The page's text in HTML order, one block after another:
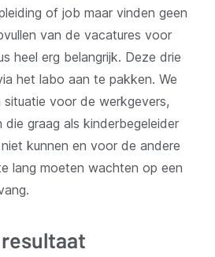
of job maar vinden geen
van de vacatures voor
heel erg belangrijk. Deze drie
het labo aan te pakken. We
voor de werkgevers,
graag als kinderbegeleider
kunnen en voor de andere
lang moeten wachten op een